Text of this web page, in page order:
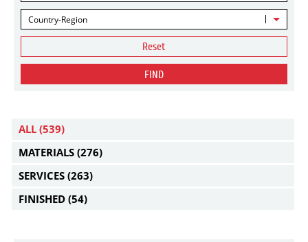
Country-Region
Reset
FIND
ALL (539)
MATERIALS (276)
SERVICES (263)
FINISHED (54)